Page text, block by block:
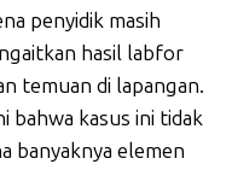
penyidik masih
hasil labfor
temuan di lapangan.
bahwa kasus ini tidak
banyaknya elemen